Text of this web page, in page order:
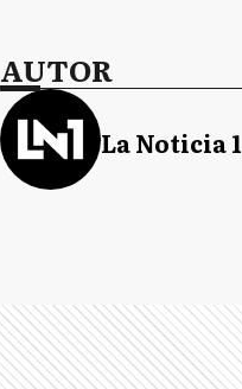
AUTOR
La Noticia 1